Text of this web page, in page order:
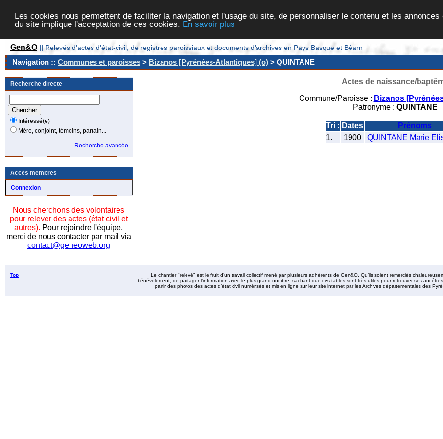
Les cookies nous permettent de faciliter la navigation et l'usage du site, de personnaliser le contenu et les
du site implique l'acceptation de ces cookies. En savoir plus
Gen&O || Relevés d'actes d'état-civil, de registres paroissiaux et documents d'archives en Pays Basque et Béarn
Navigation :: Communes et paroisses > Bizanos [Pyrénées-Atlantiques] (o) > QUINTANE
Recherche directe
Intéressé(e)
Mère, conjoint, témoins, parrain...
Recherche avancée
Accès membres
Connexion
Nous cherchons des volontaires
pour relever des actes (état civil et
autres). Pour rejoindre l'équipe,
merci de nous contacter par mail via
contact@geneoweb.org
Actes de naissance/
Commune/Paroisse : Bizanos
Patronyme : QUINTANE
Tri : Dates
Prénoms
1.
1900 QUINTANE Marie
Top
Le chantier "relevé" est le fruit d’un travail collectif mené par plusieurs adhérents de Gen&O. Qu’ils soient remerciés
bénévolement, de partager l’information avec le plus grand nombre, sachant que ces tables sont très utiles pour retrouver ses
partir des photos des actes d’état civil numérisés et mis en ligne sur leur site internet par les Archives départementales des